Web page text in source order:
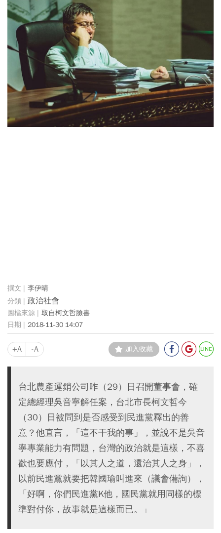
李伊晴
政治社會
取自柯文哲臉書
2018-11-30 14:07
+A -A 加入收藏
台北農產運銷公司昨（29）日召開董事會，確
定總經理吳音寧解任案，台北市長柯文哲今
（30）日被問到是否感受到民進黨釋出的善
意？他直言，「這不干我的事」，並說不是吳音
寧專業能力有問題，台灣的政治就是這樣，不喜
歡也要應付，「以其人之道，還治其人之身」，
以前民進黨就要把韓國瑜叫進來（議會備詢），
「好啊，你們民進黨K他，國民黨就用同樣的標
準對付你，故事就是這樣而已。」